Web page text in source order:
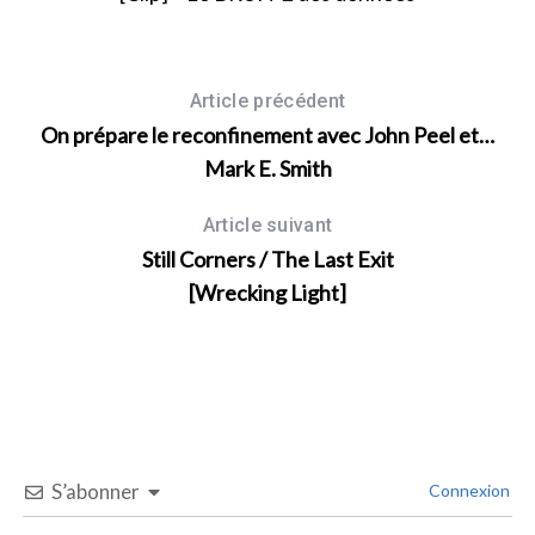
Article précédent
On prépare le reconfinement avec John Peel et…
Mark E. Smith
Article suivant
Still Corners / The Last Exit
[Wrecking Light]
S’abonner Connexion